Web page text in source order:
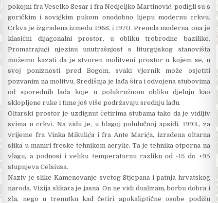
poko­jni fra Veselko Sesar i fra Nedjeljko Martinović, podigli su s
goričkim i sovićkim pukom onodobno lijepu modernu crkvu.
Crkva je izgrađena između 1968. i 1970. Premda moderna, ona je
klasični dijagonalni prostor, u obliku trobrodne bazilike.
Promatrajući njezinu unutrašnjost s liturgijskog stanovišta
možemo kazati da je stvoren molitveni prostor u kojem se, u
svoj poniznosti pred Bogom, svaki vjernik može osjetiti
pozvanim na molitvu. Središnja je lađa šira i odvojena stubovima
od sporednih lađa koje u polukružnom obliku djeluju kao
sklopljene ruke i time još više podržavaju srednju lađu.
Oltarski prostor je uzdignut četirima stubama tako da je vidljiv
svima u crkvi. Na zidu je, u blagoj polulučnoj apsidi, 1993., za
vrijeme fra Vinka Mikulića i fra Ante Marića, izrađena oltarna
slika u maniri freske tehnikom acrylic. Ta je tehnika otporna na
vlagu, a podnosi i veliku temperaturnu razliku od -15 do +95
stupnjeva Celsiusa.
Naziv je slike Kamenovanje svetog Stjepana i patnja hrvatskog
naroda. Vizija slikara je jasna. On ne vidi dualizam, borbu dobra i
zla, nego u trenutku kad četiri apokaliptične osobe podižu